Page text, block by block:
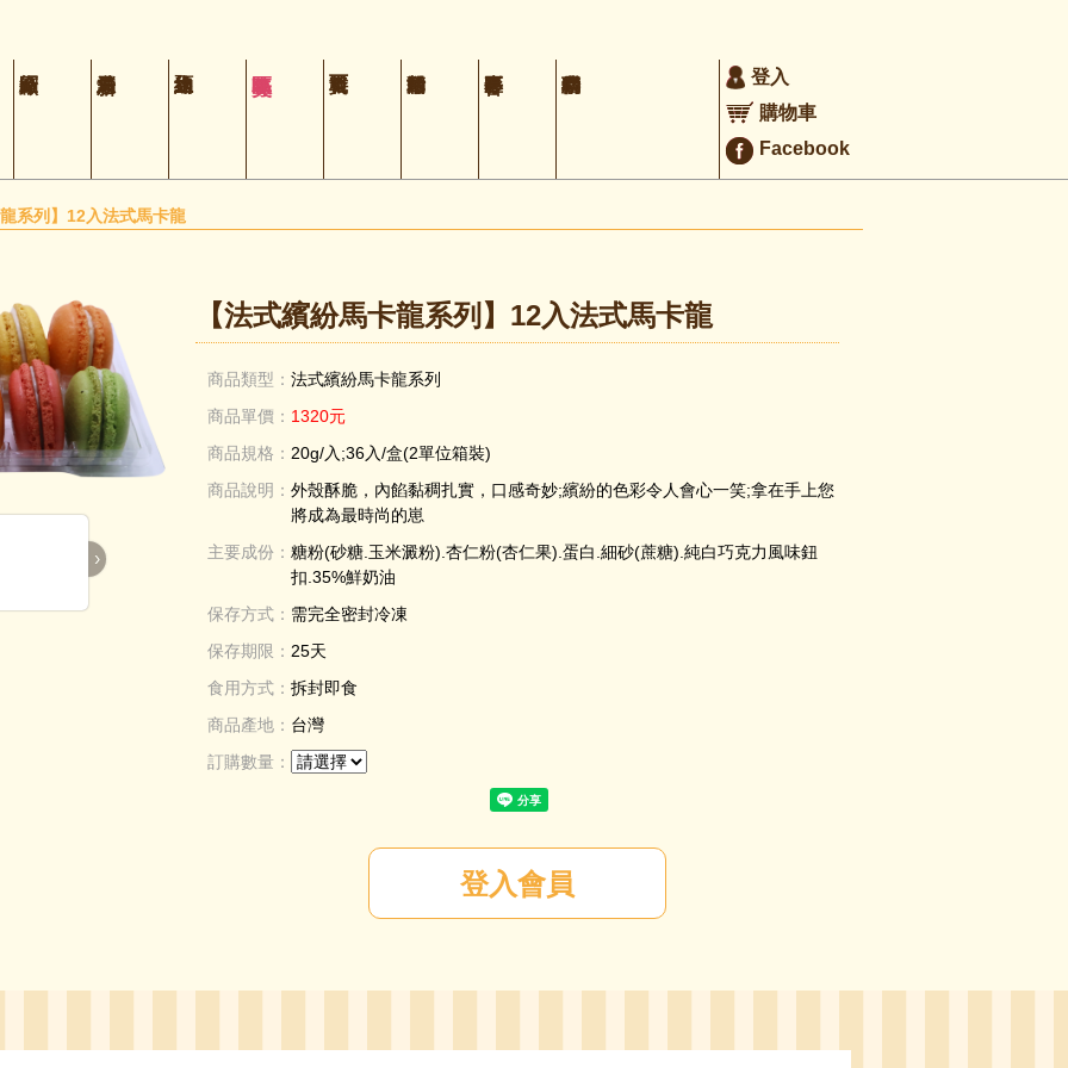
登入
購物車
Facebook
系列】12入法式馬卡龍
›
【法式繽紛馬卡龍系列】12入法式馬卡龍
商品類型： 法式繽紛馬卡龍系列
商品單價： 1320元
商品規格： 20g/入;36入/盒(2單位箱裝)
商品說明： 外殼酥脆，內餡黏稠扎實，口感奇妙;繽紛的色彩令人會心一笑;拿在手上您
將成為最時尚的崽
主要成份： 糖粉(砂糖.玉米澱粉).杏仁粉(杏仁果).蛋白.細砂(蔗糖).純白巧克力風味鈕
扣.35%鮮奶油
保存方式： 需完全密封冷凍
保存期限： 25天
食用方式： 拆封即食
商品產地： 台灣
訂購數量：